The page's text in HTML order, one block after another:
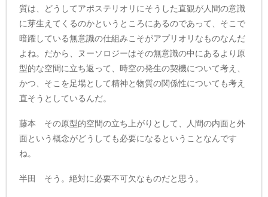
質は、どうしてアポステリオリにそうした直観が人間の意識
に芽生えてくるのかというところにあるのであって、そこで
暗躍している無意識の仕組みこそがアプリオリなものなんだ
よね。だから、ヌーソロジーはその無意識の中にあるより原
型的な空間に立ち返って、時空の発生の契機について考え、
かつ、そこを足場として精神と物質の関係性についても考え
直そうとしているんだ。
藤本 その原型的空間の立ち上がりとして、人間の内面と外
面という概念がどうしても必要になるということなんです
ね。
半田 そう。絶対に必要不可欠なものだと思う。